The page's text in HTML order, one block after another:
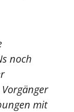
noch
mit